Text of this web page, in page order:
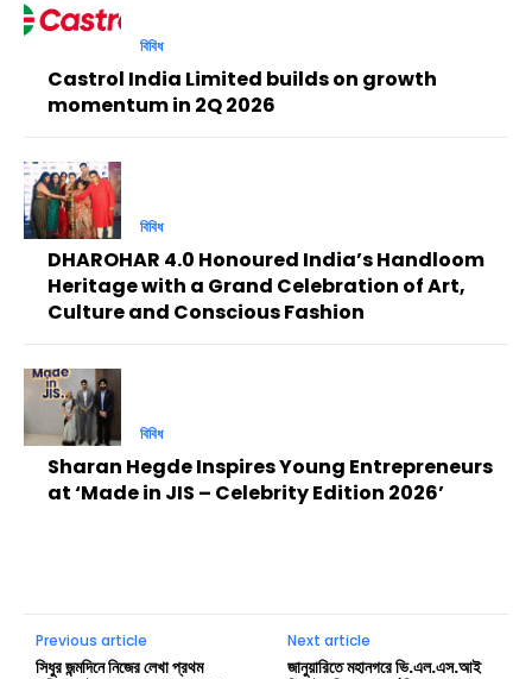
বিবিধ
Castrol India Limited builds on growth
momentum in 2Q 2026
বিবিধ
DHAROHAR 4.0 Honoured India’s Handloom
Heritage with a Grand Celebration of Art,
Culture and Conscious Fashion
বিবিধ
Sharan Hegde Inspires Young Entrepreneurs
at ‘Made in JIS – Celebrity Edition 2026’
Previous article
সিধুর জন্মদিনে নিজের লেখা প্রথম
Next article
জানুয়ারিতে মহানগরে ভি.এল.এস.আই